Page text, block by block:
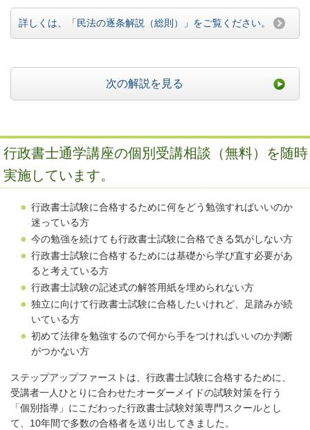
詳しくは、「民法の逐条解説（総則）」をご覧ください。
次の解説を見る
行政書士通学講座の個別受講相談（無料）を随時
実施しています。
行政書士試験に合格するために何をどう勉強すればいいのか
迷っている方
今の勉強を続けても行政書士試験に合格できる気がしない方
行政書士試験に合格するためには基礎から学び直す必要があ
ると考えている方
行政書士試験の記述式の解答用紙を埋められない方
独立に向けて行政書士試験に合格したいけれど、足踏みが続
いている方
初めて法律を勉強するので何から手をつければいいのか判断
がつかない方
ステップアップファーストは、行政書士試験に合格するために、
受講者一人ひとりに合わせたオーダーメイドの試験対策を行う
「個別指導」にこだわった行政書士試験対策専門スクールとし
て、10年間で多数の合格者を送り出してきました。